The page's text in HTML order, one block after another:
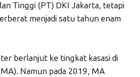
Tinggi (PT) DKI Jakarta, tetapi
menjadi satu tahun enam
berlanjut ke tingkat kasasi di
Namun pada 2019, MA